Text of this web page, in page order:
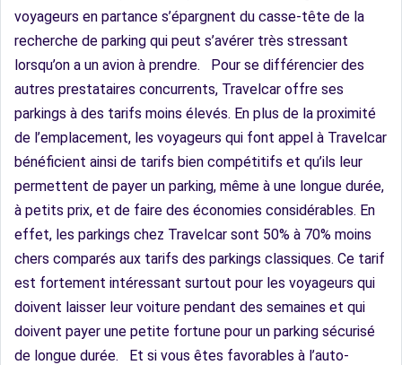
voyageurs en partance s’épargnent du casse-tête de la
recherche de parking qui peut s’avérer très stressant
lorsqu’on a un avion à prendre.
Pour se différencier des
autres prestataires concurrents, Travelcar offre ses
parkings à des tarifs moins élevés. En plus de la proximité
de l’emplacement, les voyageurs qui font appel à Travelcar
bénéficient ainsi de tarifs bien compétitifs et qu’ils leur
permettent de payer un parking, même à une longue durée,
à petits prix, et de faire des économies considérables. En
effet, les parkings chez Travelcar sont 50% à 70% moins
chers comparés aux tarifs des parkings classiques. Ce tarif
est fortement intéressant surtout pour les voyageurs qui
doivent laisser leur voiture pendant des semaines et qui
doivent payer une petite fortune pour un parking sécurisé
de longue durée.
Et si vous êtes favorables à l’auto-